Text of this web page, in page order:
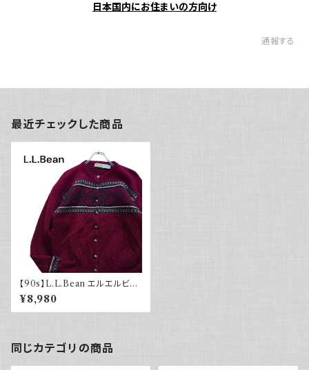
日本国内にお住まいの方向け
通報する
最近チェックした商品
【90s】L.L.Bean エルエルビー
ン チロルニット カーディガン セ
ーター ボルドー メタルボタン 古
着 ヴィンテージ
¥8,980
同じカテゴリの商品